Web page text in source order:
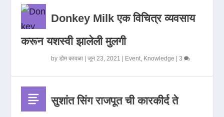
Donkey Milk एक विचित्र व्यवसाय
करून यशस्वी झालेली मुलगी
byडोम कावळा |जून 23, 2021 Event, Knowledge |3
सुशांत सिंग राजपूत ची कारकीर्द ते